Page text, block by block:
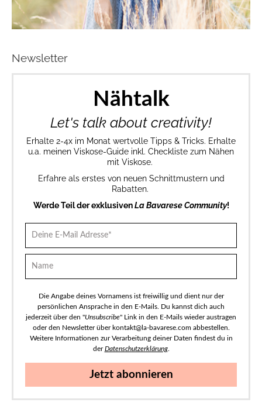
Newsletter
Nähtalk
Let's talk about creativity!
Erhalte 2-4x im Monat wertvolle Tipps & Tricks. Erhalte
u.a. meinen Viskose-Guide inkl. Checkliste zum Nähen
mit Viskose.
Erfahre als erstes von neuen Schnittmustern und
Rabatten.
Werde Teil der exklusivenLa Bavarese Community!
Die Angabe deines Vornamens ist freiwillig und dient nur der
persönlichen Ansprache in den E-Mails. Du kannst dich auch
jederzeit über den "Unsubscribe" Link in den E-Mails wieder austragen
oder den Newsletter über kontakt@la-bavarese.com abbestellen.
Weitere Informationen zur Verarbeitung deiner Daten findest du in
derDatenschutzerklärung.
Jetzt abonnieren